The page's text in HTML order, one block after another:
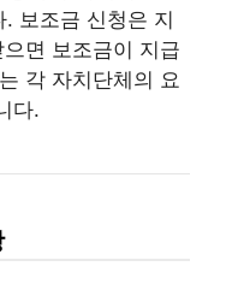
보조금 신청은 지
면 보조금이 지급
각 자치단체의 요
다.